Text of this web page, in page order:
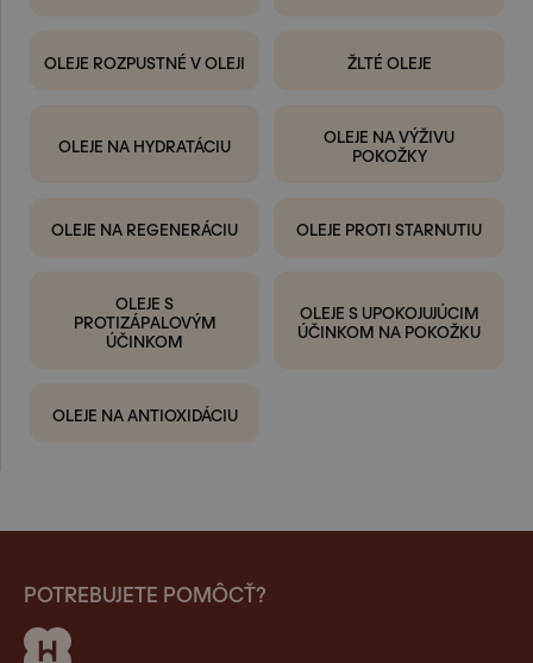
OLEJE ROZPUSTNÉ V OLEJI ŽLTÉ OLEJE
OLEJE NA HYDRATÁCIU
OLEJE NA VÝŽIVU
POKOŽKY
OLEJE NA REGENERÁCIU OLEJE PROTI STARNUTIU
OLEJE S
PROTIZÁPALOVÝM
ÚČINKOM
OLEJE S UPOKOJUJÚCIM
ÚČINKOM NA POKOŽKU
OLEJE NA ANTIOXIDÁCIU
POTREBUJETE POMÔCŤ?